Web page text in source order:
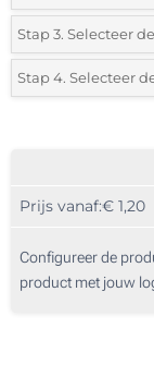
*Selecteer de
1 Kleur (Aan een
3 Kleuren (Aan
Digitale full colour
Stap 3. Selecteer
*Selecteer uit de
50
250
Stap 4. Selecteer
Prijs vanaf:€ 1,20
Configureer de
product met jouw